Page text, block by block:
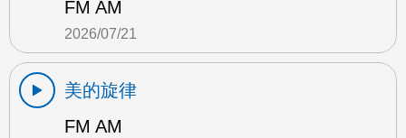
FM AM
2026/07/21
美的旋律
FM AM